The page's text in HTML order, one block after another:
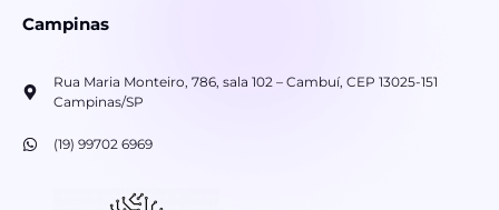
Campinas
Rua Maria Monteiro, 786, sala 102 – Cambuí, CEP 13025-151
Campinas/SP
(19) 99702 6969